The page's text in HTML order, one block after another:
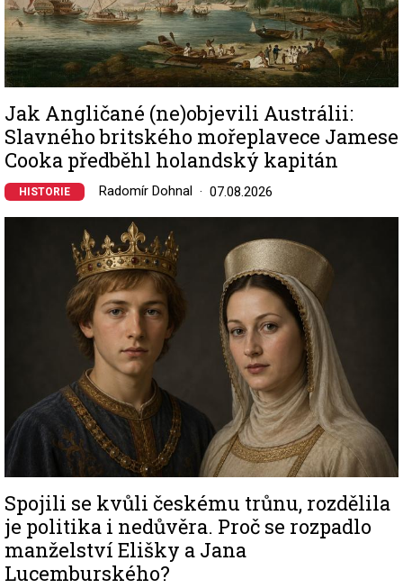
Jak Angličané (ne)objevili Austrálii:
Slavného britského mořeplavece Jamese
Cooka předběhl holandský kapitán
HISTORIE Radomír Dohnal 07.08.2026
Spojili se kvůli českému trůnu, rozdělila
je politika i nedůvěra. Proč se rozpadlo
manželství Elišky a Jana
Lucemburského?